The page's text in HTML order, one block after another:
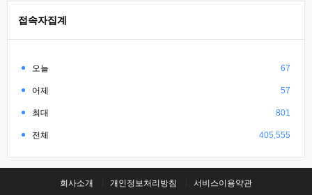
접속자집계
오늘 67
어제 57
최대 801
전체 405,555
회사소개 개인정보처리방침
서비스이용약관